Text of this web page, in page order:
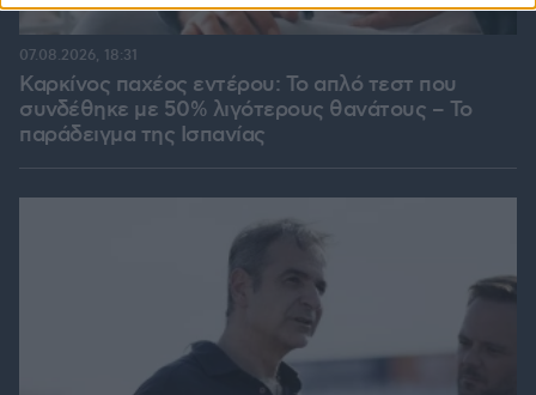
Καρκίνος παχέος εντέρου: Το απλό τεστ που
συνδέθηκε με 50% λιγότερους θανάτους – Το
παράδειγμα της Ισπανίας
07.08.2026, 18:31